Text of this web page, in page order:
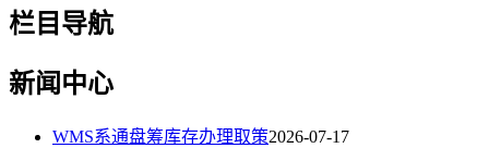
栏目导航
新闻中心
WMS系通盘筹库存办理取策2026-07-17